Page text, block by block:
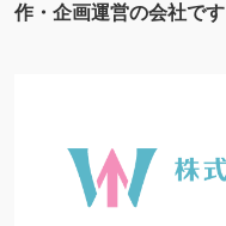
作・企画運営の会社です